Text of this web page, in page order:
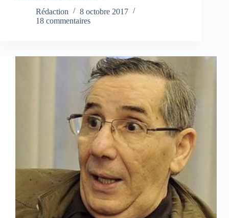
Rédaction
8 octobre 2017
18 commentaires